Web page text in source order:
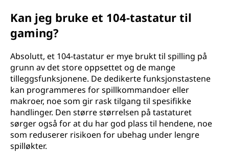
Kan jeg bruke et 104-tastatur til
gaming?
Absolutt, et 104-tastatur er mye brukt til spilling på
grunn av det store oppsettet og de mange
tilleggsfunksjonene. De dedikerte funksjonstastene
kan programmeres for spillkommandoer eller
makroer, noe som gir rask tilgang til spesifikke
handlinger. Den større størrelsen på tastaturet
sørger også for at du har god plass til hendene, noe
som reduserer risikoen for ubehag under lengre
spilløkter.